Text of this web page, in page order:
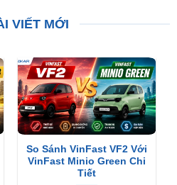
VIẾT MỚI
So Sánh VinFast VF2 Với
VinFast Minio Green Chi
Tiết